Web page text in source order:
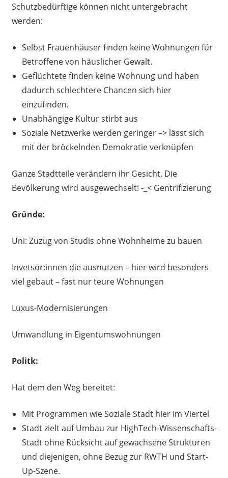
Schutzbedürftige können nicht untergebracht
werden:
Selbst Frauenhäuser finden keine Wohnungen für
Betroffene von häuslicher Gewalt.
Geflüchtete finden keine Wohnung und haben
dadurch schlechtere Chancen sich hier
einzufinden.
Unabhängige Kultur stirbt aus
Soziale Netzwerke werden geringer –> lässt sich
mit der bröckelnden Demokratie verknüpfen
Ganze Stadtteile verändern ihr Gesicht. Die
Bevölkerung wird ausgewechselt! -_< Gentrifizierung
Gründe:
Uni: Zuzug von Studis ohne Wohnheime zu bauen
Invetsor:innen die ausnutzen – hier wird besonders
viel gebaut – fast nur teure Wohnungen
Luxus-Modernisierungen
Umwandlung in Eigentumswohnungen
Politk:
Hat dem den Weg bereitet:
Mit Programmen wie Soziale Stadt hier im Viertel
Stadt zielt auf Umbau zur HighTech-Wissenschafts-
Stadt ohne Rücksicht auf gewachsene Strukturen
und diejenigen, ohne Bezug zur RWTH und Start-
Up-Szene.